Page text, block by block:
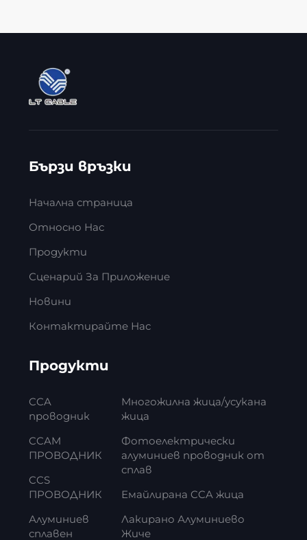
Бързи връзки
Начална страница
Относно Нас
Продукти
Сценарий За Приложение
Новини
Контактирайте Нас
Продукти
CCA
проводник
CCAM
ПРОВОДНИК
CCS
ПРОВОДНИК
Алуминиев
сплавен
Многожилна жица/усукана
жица
Фотоелектрически
алуминиев проводник от
сплав
Емайлирана CCA жица
Лакирано Алуминиево
Жиче